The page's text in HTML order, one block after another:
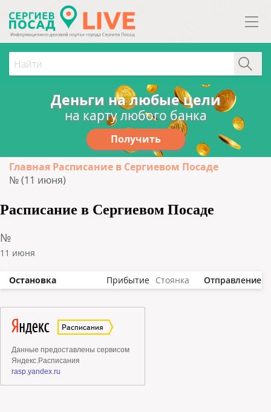
Деньги на любые цели
на карту любого банка
Получить
Главная Расписание в Сергиевом Посаде
№ (11 июня)
Расписание в Сергиевом Посаде
№
11 июня
Остановка Прибытие Стоянка Отправление